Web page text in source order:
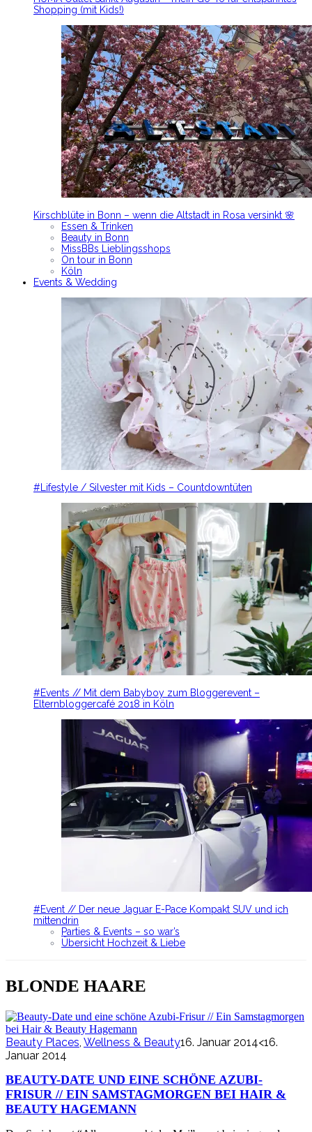
Shopping (mit Kids!)
Kirschblüte in Bonn – wenn die Altstadt in Rosa versinkt 🌸
Essen & Trinken
Beauty in Bonn
MissBBs Lieblingsshops
On tour in Bonn
Köln
Events & Wedding
#Lifestyle / Silvester mit Kids – Countdowntüten
#Events // Mit dem Babyboy zum Bloggerevent –
Elternbloggercafé 2018 in Köln
#Event // Der neue Jaguar E-Pace Kompakt SUV und ich
mittendrin
Parties & Events – so war’s
Übersicht Hochzeit & Liebe
BLONDE HAARE
Beauty Places, Wellness & Beauty16. Januar 2014<16.
Januar 2014
BEAUTY-DATE UND EINE SCHÖNE AZUBI-
FRISUR // EIN SAMSTAGMORGEN BEI HAIR &
BEAUTY HAGEMANN